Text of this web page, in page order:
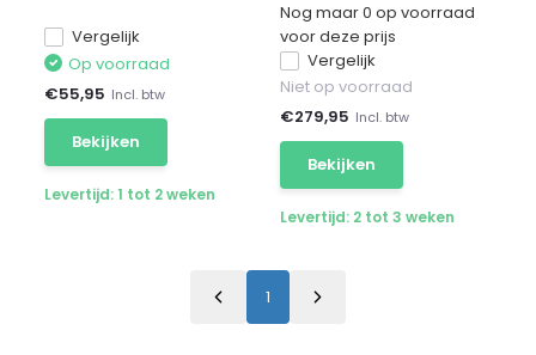
Vergelijk
Op voorraad
€55,95 Incl. btw
Bekijken
Levertijd: 1 tot 2 weken
Nog maar 0 op voorraad
voor deze prijs
Vergelijk
Niet op voorraad
€279,95 Incl. btw
Bekijken
Levertijd: 2 tot 3 weken
1